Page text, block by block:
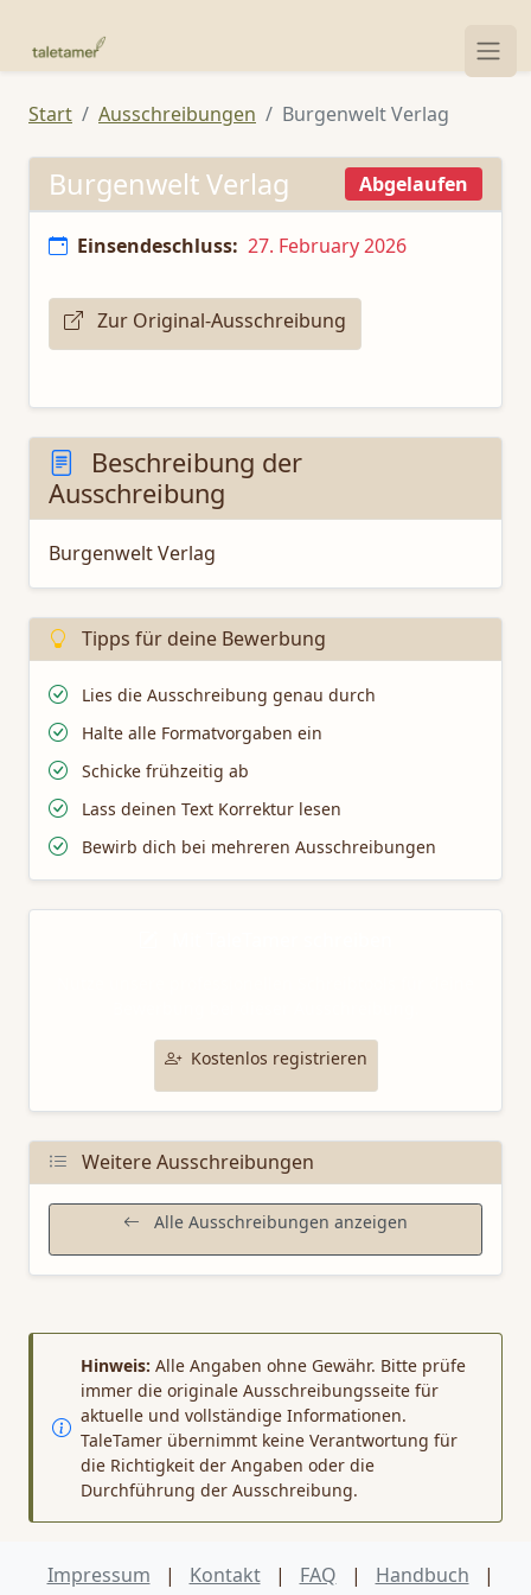
Start Ausschreibungen Burgenwelt Verlag
Burgenwelt Verlag Abgelaufen
Einsendeschluss: 27. February 2026
Zur Original-Ausschreibung
Beschreibung der
Ausschreibung
Burgenwelt Verlag
Tipps für deine Bewerbung
Lies die Ausschreibung genau durch
Halte alle Formatvorgaben ein
Schicke frühzeitig ab
Lass deinen Text Korrektur lesen
Bewirb dich bei mehreren Ausschreibungen
Kostenlos registrieren
Weitere Ausschreibungen
Alle Ausschreibungen anzeigen
Hinweis: Alle Angaben ohne Gewähr. Bitte prüfe
immer die originale Ausschreibungsseite für
aktuelle und vollständige Informationen.
TaleTamer übernimmt keine Verantwortung für
die Richtigkeit der Angaben oder die
Durchführung der Ausschreibung.
Impressum | Kontakt | FAQ | Handbuch
|